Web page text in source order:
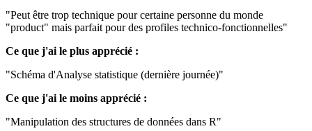
"Peut être trop technique pour certaine personne du monde
"product" mais parfait pour des profiles technico-fonctionnelles"
Ce que j'ai le plus apprécié :
"Schéma d'Analyse statistique (dernière journée)"
Ce que j'ai le moins apprécié :
"Manipulation des structures de données dans R"